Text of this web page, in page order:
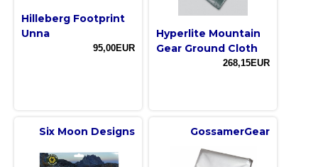
Hilleberg Footprint
Unna
95,00EUR
Hyperlite Mountain
Gear Ground Cloth
268,15EUR
Six Moon Designs GossamerGear